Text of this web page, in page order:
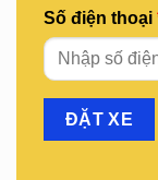
Số điện thoại